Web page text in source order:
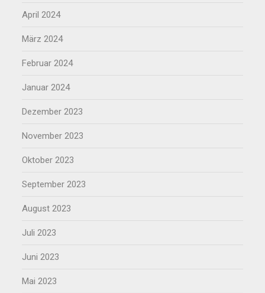
April 2024
März 2024
Februar 2024
Januar 2024
Dezember 2023
November 2023
Oktober 2023
September 2023
August 2023
Juli 2023
Juni 2023
Mai 2023